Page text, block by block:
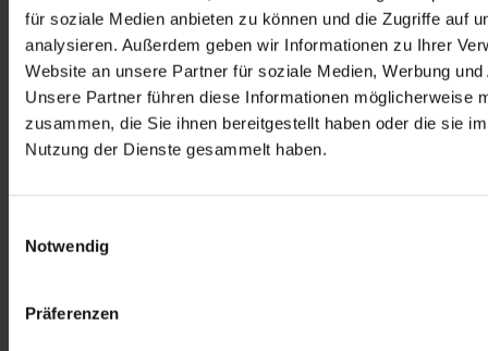
für soziale Medien anbieten zu können und die Zugriffe auf
analysieren. Außerdem geben wir Informationen zu Ihrer
Website an unsere Partner für soziale Medien, Werbung
Unsere Partner führen diese Informationen möglicherweise
zusammen, die Sie ihnen bereitgestellt haben oder die sie
Nutzung der Dienste gesammelt haben.
Notwendig
Präferenzen